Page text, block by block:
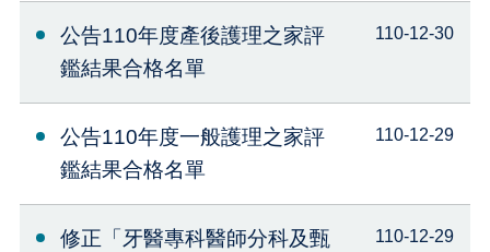
公告110年度產後護理之家評
鑑結果合格名單
110-12-30
公告110年度一般護理之家評
鑑結果合格名單
110-12-29
修正「牙醫專科醫師分科及甄
110-12-29